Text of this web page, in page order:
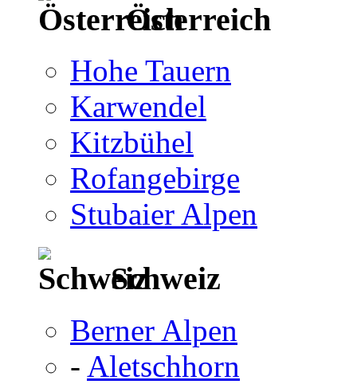
Österreich
Hohe Tauern
Karwendel
Kitzbühel
Rofangebirge
Stubaier Alpen
Schweiz
Berner Alpen
- Aletschhorn